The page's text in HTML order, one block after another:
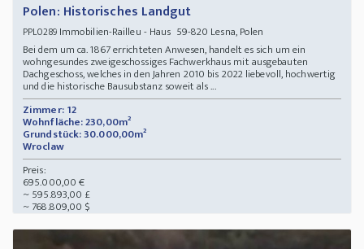
Polen: Historisches Landgut
PPL0289Immobilien-Railleu - Haus 59-820 Lesna, Polen
Bei dem um ca. 1867 errichteten Anwesen, handelt es sich um ein
wohngesundes zweigeschossiges Fachwerkhaus mit ausgebauten
Dachgeschoss, welches in den Jahren 2010 bis 2022 liebevoll, hochwertig
und die historische Bausubstanz soweit als ...
Zimmer: 12
Wohnfläche: 230,00m²
Grundstück: 30.000,00m²
Wroclaw
Preis:
695.000,00 €
~ 595.893,00 £
~ 768.809,00 $